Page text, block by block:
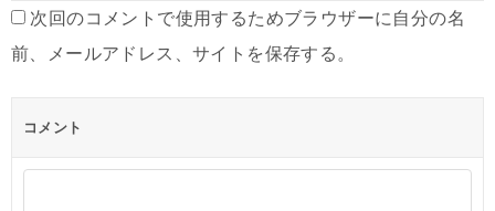
次回のコメントで使用するためブラウザーに自分の名
前、メールアドレス、サイトを保存する。
コメント